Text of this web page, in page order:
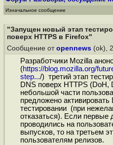
Изначальное сообщение
"Запущен новый этап
поверх HTTPS в Firefox"
Сообщение от opennews (ok),
Разработчики Mozilla
(https://blog.mozilla.org/
step.../) третий этап
DNS поверх HTTPS (DoH,
небольшой части
предложено активировать
тестировании (при
отказаться). Если первые
проводились на
выпусков, то на третьем
пользователям релизов.